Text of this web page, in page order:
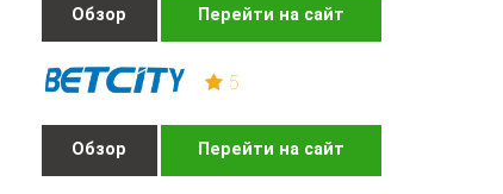
Обзор Перейти на сайт
5
Обзор Перейти на сайт